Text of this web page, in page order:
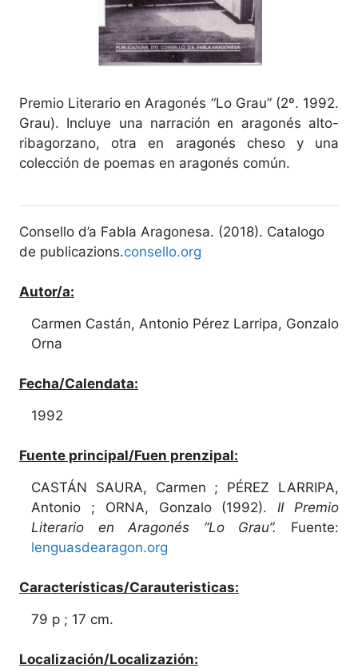
Premio Literario en Aragonés “Lo Grau” (2º. 1992.
Grau). Incluye una narración en aragonés alto-
ribagorzano, otra en aragonés cheso y una
colección de poemas en aragonés común.
Consello d’a Fabla Aragonesa. (2018). Catalogo
de publicazions.consello.org
Autor/a:
Carmen Castán, Antonio Pérez Larripa, Gonzalo
Orna
Fecha/Calendata:
1992
Fuente principal/Fuen prenzipal:
CASTÁN SAURA, Carmen ; PÉREZ LARRIPA,
Antonio ; ORNA, Gonzalo (1992). II Premio
Literario en Aragonés “Lo Grau”.
Fuente:
lenguasdearagon.org
Características/Carauteristicas:
79 p ; 17 cm.
Localización/Localizazión: